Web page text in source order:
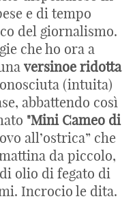
e di tempo
del giornalismo.
che ho ora a
versinoe ridotta
(intuita)
abbattendo così
"Mini Cameo di
all’ostrica” che
da piccolo,
olio di fegato di
Incrocio le dita.